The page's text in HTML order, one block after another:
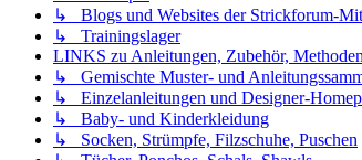
↳ Blogs und Websites der Strickforum-
↳ Trainingslager
LINKS zu Anleitungen, Zubehör,
↳ Gemischte Muster- und
↳ Einzelanleitungen und Designer-
↳ Baby- und Kinderkleidung
↳ Socken, Strümpfe, Filzschuhe, Puschen